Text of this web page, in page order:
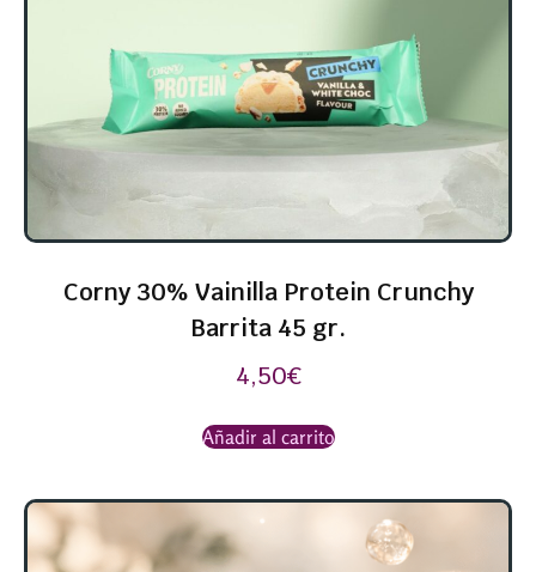
Corny 30% Vainilla Protein Crunchy
Barrita 45 gr.
4,50€
Añadir al carrito